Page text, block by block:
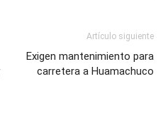
Artículo siguiente
Exigen mantenimiento para
carretera a Huamachuco